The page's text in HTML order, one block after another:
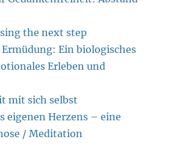
the next step
Ein biologisches
Erleben und
mit sich selbst
eigenen Herzens – eine
/ Meditation